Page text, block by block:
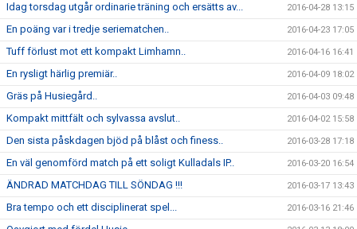
Idag torsdag utgår ordinarie träning och ersätts av... 2016-04-28 13:15
En poäng var i tredje seriematchen.. 2016-04-23 17:05
Tuff förlust mot ett kompakt Limhamn.. 2016-04-16 16:41
En rysligt härlig premiär.. 2016-04-09 18:02
Gräs på Husiegård.. 2016-04-03 09:48
Kompakt mittfält och sylvassa avslut.. 2016-04-02 15:58
Den sista påskdagen bjöd på blåst och finess.. 2016-03-28 17:18
En väl genomförd match på ett soligt Kulladals IP.. 2016-03-20 16:54
ÄNDRAD MATCHDAG TILL SÖNDAG !!! 2016-03-17 13:43
Bra tempo och ett disciplinerat spel... 2016-03-16 21:46